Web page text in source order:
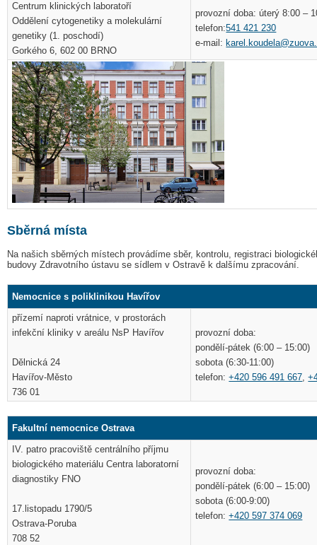
Centrum klinických laboratoří
Oddělení cytogenetiky a molekulární
genetiky (1. poschodí)
Gorkého 6, 602 00 BRNO
provozní doba: úterý 8:00 –
telefon:541 421 230
e-mail:
Sběrná místa
Na našich sběrných místech provádíme sběr, kontrolu, registraci
budovy Zdravotního ústavu se sídlem v Ostravě k dalšímu zpracování.
Nemocnice s poliklinikou Havířov
přízemí naproti vrátnice, v prostorách
infekční kliniky v areálu NsP Havířov
Dělnická 24
Havířov-Město
736 01
provozní doba:
pondělí-pátek (6:00 – 15:00)
sobota (6:30-11:00)
telefon:+420 596 491 667 ,
Fakultní nemocnice Ostrava
IV. patro pracoviště centrálního příjmu
biologického materiálu Centra laboratorní
diagnostiky FNO
17.listopadu 1790/5
Ostrava-Poruba
708 52
provozní doba:
pondělí-pátek (6:00 – 15:00)
sobota (6:00-9:00)
telefon:+420 597 374 069